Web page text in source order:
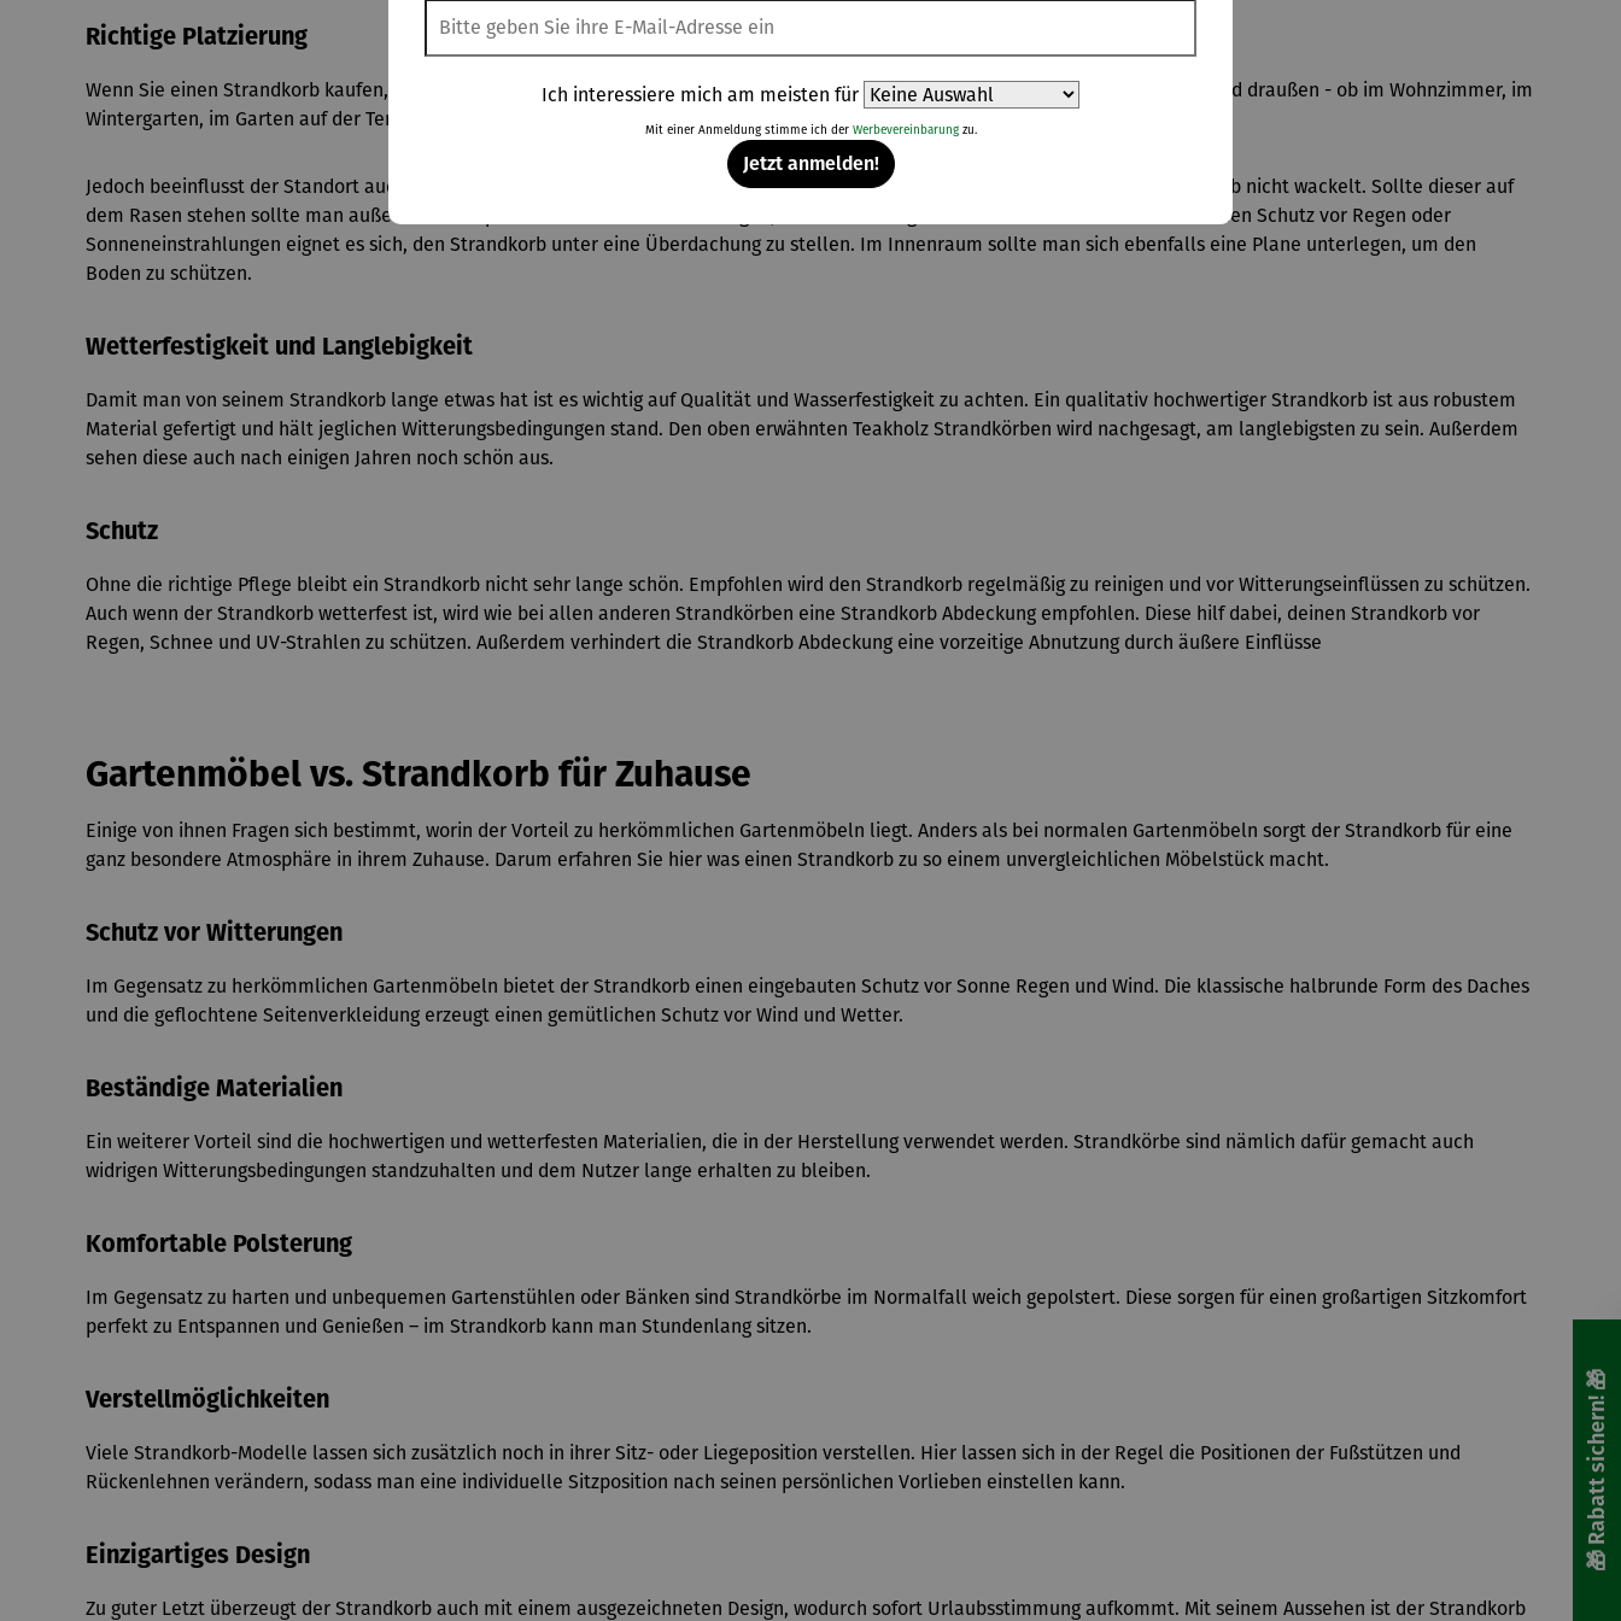
Richtige Platzierung
Wenn Sie einen Strandkorb kaufen, ist er für jedes Zuhause zum hinstellen geeignet. Er ist ein gemütliches Möbelstück für drinnen und draußen - ob im Wohnzimmer, im
Wintergarten, im Garten auf der Terrasse oder auf dem Balkon.
Jedoch beeinflusst der Standort auch die Lebensdauer des Strandkorbes. Empfohlen wird ein fester Untergrund, damit der Strandkorb nicht wackelt. Sollte dieser auf
dem Rasen stehen sollte man außerdem eine plane oder Platte darunter legen, um die Feuchtigkeit von unten zurückzuhalten. Für den Schutz vor Regen oder
Sonneneinstrahlungen eignet es sich, den Strandkorb unter eine Überdachung zu stellen. Im Innenraum sollte man sich ebenfalls eine Plane unterlegen, um den
Boden zu schützen.
Wetterfestigkeit und Langlebigkeit
Damit man von seinem Strandkorb lange etwas hat ist es wichtig auf Qualität und Wasserfestigkeit zu achten. Ein qualitativ hochwertiger Strandkorb ist aus robustem
Material gefertigt und hält jeglichen Witterungsbedingungen stand. Den oben erwähnten Teakholz Strandkörben wird nachgesagt, am langlebigsten zu sein. Außerdem
sehen diese auch nach einigen Jahren noch schön aus.
Schutz
Ohne die richtige Pflege bleibt ein Strandkorb nicht sehr lange schön. Empfohlen wird den Strandkorb regelmäßig zu reinigen und vor Witterungseinflüssen zu schützen.
Auch wenn der Strandkorb wetterfest ist, wird wie bei allen anderen Strandkörben eine Strandkorb Abdeckung empfohlen. Diese hilf dabei, deinen Strandkorb vor
Regen, Schnee und UV-Strahlen zu schützen. Außerdem verhindert die Strandkorb Abdeckung eine vorzeitige Abnutzung durch äußere Einflüsse
Gartenmöbel vs. Strandkorb für Zuhause
Einige von ihnen Fragen sich bestimmt, worin der Vorteil zu herkömmlichen Gartenmöbeln liegt. Anders als bei normalen Gartenmöbeln sorgt der Strandkorb für eine
ganz besondere Atmosphäre in ihrem Zuhause. Darum erfahren Sie hier was einen Strandkorb zu so einem unvergleichlichen Möbelstück macht.
Schutz vor Witterungen
Im Gegensatz zu herkömmlichen Gartenmöbeln bietet der Strandkorb einen eingebauten Schutz vor Sonne Regen und Wind. Die klassische halbrunde Form des Daches
und die geflochtene Seitenverkleidung erzeugt einen gemütlichen Schutz vor Wind und Wetter.
Beständige Materialien
Ein weiterer Vorteil sind die hochwertigen und wetterfesten Materialien, die in der Herstellung verwendet werden. Strandkörbe sind nämlich dafür gemacht auch
widrigen Witterungsbedingungen standzuhalten und dem Nutzer lange erhalten zu bleiben.
Komfortable Polsterung
Im Gegensatz zu harten und unbequemen Gartenstühlen oder Bänken sind Strandkörbe im Normalfall weich gepolstert. Diese sorgen für einen großartigen Sitzkomfort
perfekt zu Entspannen und Genießen – im Strandkorb kann man Stundenlang sitzen.
Verstellmöglichkeiten
Viele Strandkorb-Modelle lassen sich zusätzlich noch in ihrer Sitz- oder Liegeposition verstellen. Hier lassen sich in der Regel die Positionen der Fußstützen und
Rückenlehnen verändern, sodass man eine individuelle Sitzposition nach seinen persönlichen Vorlieben einstellen kann.
Einzigartiges Design
Zu guter Letzt überzeugt der Strandkorb auch mit einem ausgezeichneten Design, wodurch sofort Urlaubsstimmung aufkommt. Mit seinem Aussehen ist der Strandkorb
🎁 Rabatt sichern! 🎁
Ich interessiere mich am meisten für
Mit einer Anmeldung stimme ich der Werbevereinbarungzu.
Jetzt anmelden!